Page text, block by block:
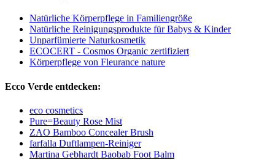
Natürliche Körperpflege in Familiengröße
Natürliche Reinigungsprodukte für Babys & Kinder
Unparfümierte Naturkosmetik
ECOCERT - Cosmos Organic zertifiziert
Körperpflege von Fleurance nature
Ecco Verde entdecken:
eco cosmetics
Pure=Beauty Rose Mist
ZAO Bamboo Concealer Brush
farfalla Duftlampen-Reiniger
Martina Gebhardt Baobab Foot Balm